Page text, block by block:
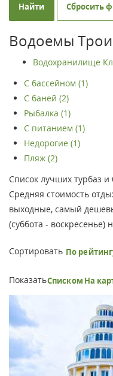
Найти Сбросить
Водоемы
Водохранилище
С бассейном (1)
С баней (2)
Рыбалка (1)
С питанием (1)
Недорогие (1)
Пляж (2)
Список лучших турбаз и
Средняя стоимость
выходные, самый
(суббота - воскресенье)
Сортировать По
ПоказатьСписком На